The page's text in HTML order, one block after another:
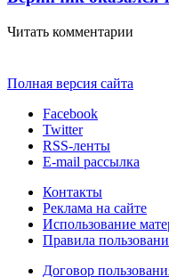
Читать комментарии
Полная версия сайта
Facebook
Twitter
RSS-ленты
E-mail рассылка
Контакты
Реклама на сайте
Использование
Правила
Договор